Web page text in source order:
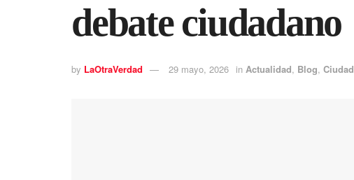
debate ciudadano
by LaOtraVerdad 29 mayo, 2026 in Actualidad, Blog, Ciudad